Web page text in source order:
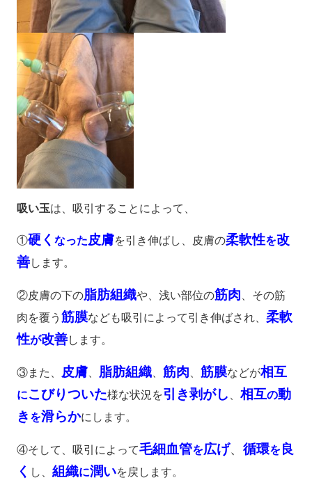
吸い玉は、吸引することによって、
①硬く なった皮膚を引き伸ばし、 皮膚の柔軟性を改
善します。
②皮膚の下の脂肪組織や、浅い部位の筋肉 、その筋
肉を覆う 筋膜なども吸引によって引き伸ばされ、 柔軟
性が改善します。
③また、 皮膚、 脂肪組織、 筋肉 筋膜などが相互
にこびりついた様な状況を引き剥がし 相互の動
き を滑らかにします。
④そして、吸引によって毛細血管を広げ、 循環を良
く し、 組織に潤いを戻します。